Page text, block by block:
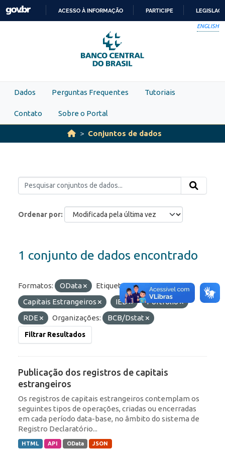
Skip to main content
PARA
O
CONTEÚDO
ACESSO À INFORMAÇÃO PARTICIPE
ENGLISH
Dados Perguntas Frequentes Tutoriais
Contato Sobre o Portal
Conjuntos de dados
Ordenar por
1 conjunto de dados encontrado
Formatos: OData
Etiquetas:
Capitais Estrangeiros
IED
Portfólio
RDE
Organizações: BCB/Dstat
Filtrar Resultados
Publicação dos registros de capitais
estrangeiros
Os registros de capitais estrangeiros contemplam os
seguintes tipos de operações, criadas ou encerradas
em cada período data-base, no âmbito do sistema de
Registro Declaratório...
HTML API OData JSON